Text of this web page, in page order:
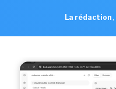
La rédaction ,